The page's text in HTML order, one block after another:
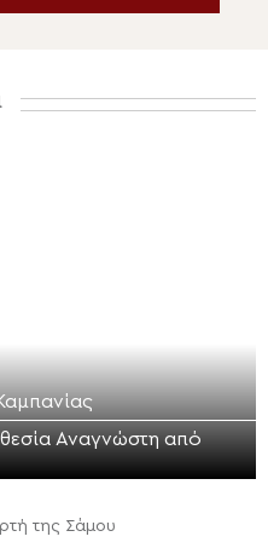
Αναγνώστη από
της Σάμου